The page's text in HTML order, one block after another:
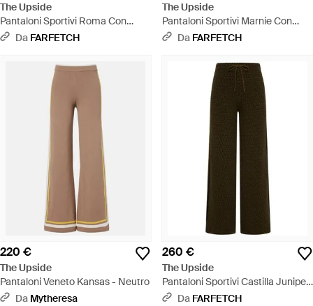
The Upside
Pantaloni Sportivi Roma Con
Banda Laterale - Nero
Da FARFETCH
The Upside
Pantaloni Sportivi Marnie Con
Banda Laterale - Marrone
Da FARFETCH
220 €
The Upside
Pantaloni Veneto Kansas - Neutro
Da Mytheresa
260 €
The Upside
Pantaloni Sportivi Castilla Juniper
Con Coulisse - Multicolore
Da FARFETCH